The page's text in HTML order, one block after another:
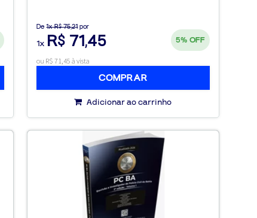
De 1x R$ 75,21por
1x R$ 71,45 5% OFF
ou R$ 71,45 à vista
COMPRAR
Adicionar ao carrinho